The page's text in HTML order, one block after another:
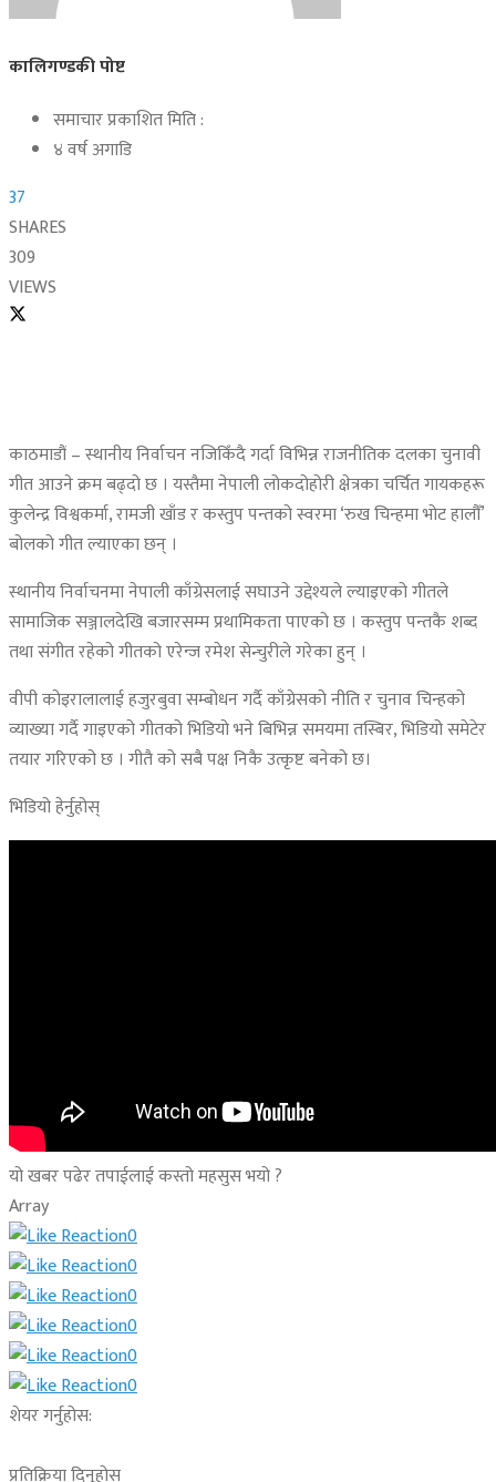
कालिगण्डकी पोष्ट
समाचार प्रकाशित मिति :
४ वर्ष अगाडि
37
SHARES
309
VIEWS
काठमाडौं – स्थानीय निर्वाचन नजिकिँदै गर्दा विभिन्न राजनीतिक दलका चुनावी
गीत आउने क्रम बढ्दो छ । यस्तैमा नेपाली लोकदोहोरी क्षेत्रका चर्चित गायकहरू
कुलेन्द्र विश्वकर्मा, रामजी खाँड र कस्तुप पन्तको स्वरमा ‘रुख चिन्हमा भोट हालौँ’
बोलको गीत ल्याएका छन् ।
स्थानीय निर्वाचनमा नेपाली काँग्रेसलाई सघाउने उद्देश्यले ल्याइएको गीतले
सामाजिक सञ्जालदेखि बजारसम्म प्रथामिकता पाएको छ । कस्तुप पन्तकै शब्द
तथा संगीत रहेको गीतको एरेन्ज रमेश सेन्चुरीले गरेका हुन् ।
वीपी कोइरालालाई हजुरबुवा सम्बोधन गर्दै काँग्रेसको नीति र चुनाव चिन्हको
व्याख्या गर्दै गाइएको गीतको भिडियो भने बिभिन्न समयमा तस्बिर, भिडियो समेटेर
तयार गरिएको छ । गीतै को सबै पक्ष निकै उत्कृष्ट बनेको छ।
भिडियो हेर्नुहोस्
यो खबर पढेर तपाईलाई कस्तो महसुस भयो ?
Array
0
0
0
0
0
0
शेयर गर्नुहोस: